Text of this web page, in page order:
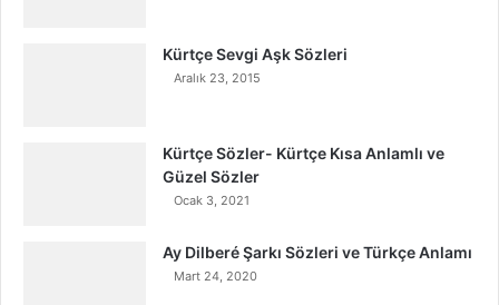
Kürtçe Sevgi Aşk Sözleri
Aralık 23, 2015
Kürtçe Sözler- Kürtçe Kısa Anlamlı ve
Güzel Sözler
Ocak 3, 2021
Ay Dilberé Şarkı Sözleri ve Türkçe Anlamı
Mart 24, 2020